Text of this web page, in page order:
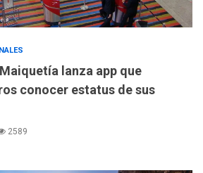
lanza app que
conocer estatus de sus
2589